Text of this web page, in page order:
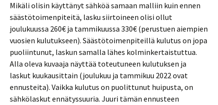
Mikäli olisin käyttänyt sähköä samaan malliin kuin ennen
säästötoimenpiteitä, lasku siirtoineen olisi ollut
joulukuussa 260€ ja tammikuussa 330€ (perustuen aiempien
vuosien kulutukseen). Säästötoimenpiteillä kulutus on jopa
puoliintunut, laskun samalla lähes kolminkertaistuttua.
Alla oleva kuvaaja näyttää toteutuneen kulutuksen ja
laskut kuukausittain (joulukuu ja tammikuu 2022 ovat
ennusteita). Vaikka kulutus on puolittunut huipusta, on
sähkölaskut ennätyssuuria. Juuri tämän ennusteen